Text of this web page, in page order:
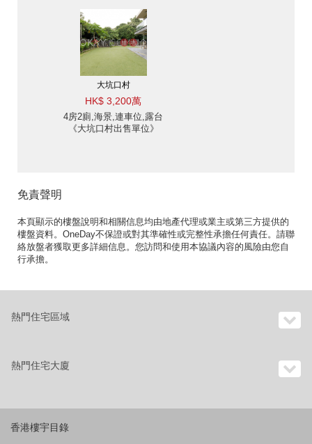
大坑口村
HK$ 3,200萬
4房2廁,海景,連車位,露台
《大坑口村出售單位》
免責聲明
本頁顯示的樓盤說明和相關信息均由地產代理或業主或第三方提供的
樓盤資料。OneDay不保證或對其準確性或完整性承擔任何責任。請聯
絡放盤者獲取更多詳細信息。您訪問和使用本協議內容的風險由您自
行承擔。
熱門住宅區域
熱門住宅大廈
香港樓宇目錄